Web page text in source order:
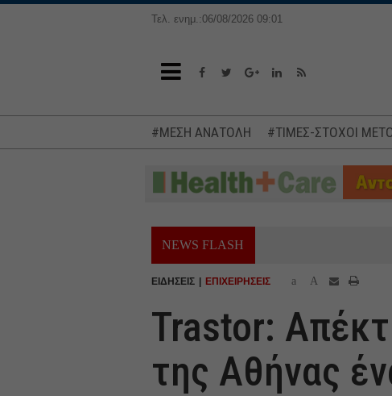
Τελ. ενημ.:06/08/2026 09:01
#ΜΕΣΗ ΑΝΑΤΟΛΗ #ΤΙΜΕΣ-ΣΤΟΧΟΙ
NEWS FLASH
ΕΙΔΗΣΕΙΣ ΕΠΙΧΕΙΡΗΣΕΙΣ a A
Trastor:
της Αθήνας